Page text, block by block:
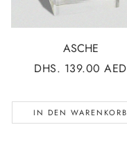
ASCHE
NORMALER
DHS. 139.00 AED
IN DEN WARENKORB